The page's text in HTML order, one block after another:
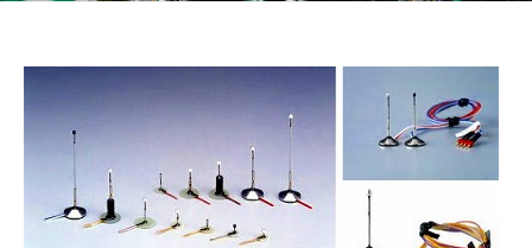
貼
付
風